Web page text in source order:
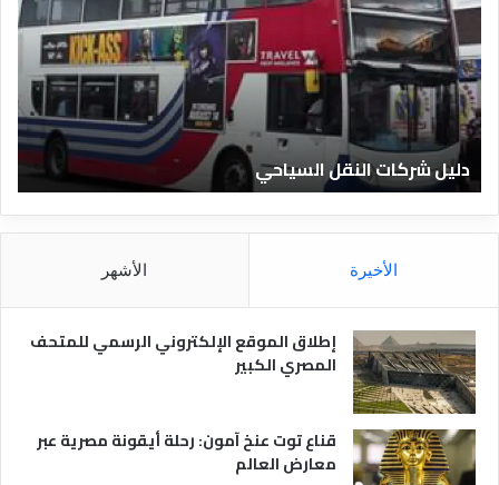
ي
ا
ل
ف
ن
ق
ا
ل
ر
ة
دليل الفنادق المصرية
ق
و
الأخيرة الأشهر
إطلاق الموقع الإلكتروني الرسمي للمتحف
المصري الكبير
قناع توت عنخ آمون: رحلة أيقونة مصرية عبر
معارض العالم